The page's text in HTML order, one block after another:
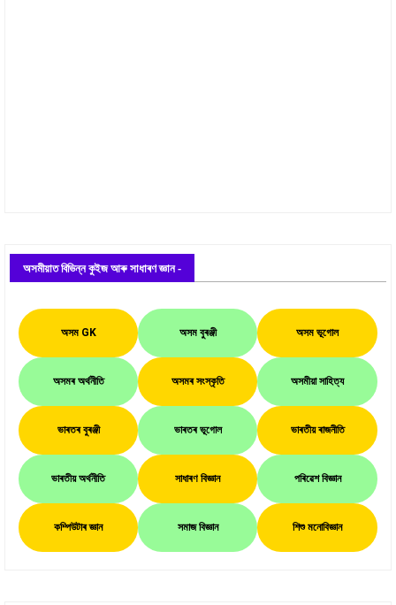
অসমীয়াত বিভিন্ন কুইজ আৰু সাধাৰণ জ্ঞান -
অসম GK অসম বুৰঞ্জী অসম ভূগোল
অসমৰ অৰ্থনীতি অসমৰ সংস্কৃতি অসমীয়া সাহিত্য
ভাৰতৰ বুৰঞ্জী ভাৰতৰ ভূগোল ভাৰতীয় ৰাজনীতি
ভাৰতীয় অৰ্থনীতি সাধাৰণ বিজ্ঞান পৰিৱেশ বিজ্ঞান
কম্পিউটাৰ জ্ঞান সমাজ বিজ্ঞান শিশু মনোবিজ্ঞান